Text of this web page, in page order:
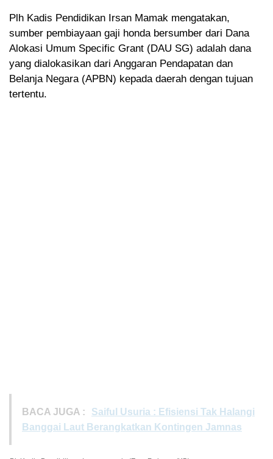
Plh Kadis Pendidikan Irsan Mamak mengatakan,
sumber pembiayaan gaji honda bersumber dari Dana
Alokasi Umum Specific Grant (DAU SG) adalah dana
yang dialokasikan dari Anggaran Pendapatan dan
Belanja Negara (APBN) kepada daerah dengan tujuan
tertentu.
BACA JUGA :
Saiful Usuria : Efisiensi Tak Halangi
Banggai Laut Berangkatkan Kontingen Jamnas